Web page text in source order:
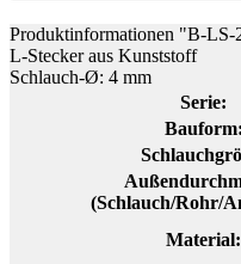
Produktinformationen "B-
L-Stecker aus Kunststoff
Schlauch-Ø: 4 mm
Serie:
Bauform:
(Schlauch/Rohr/
Material: